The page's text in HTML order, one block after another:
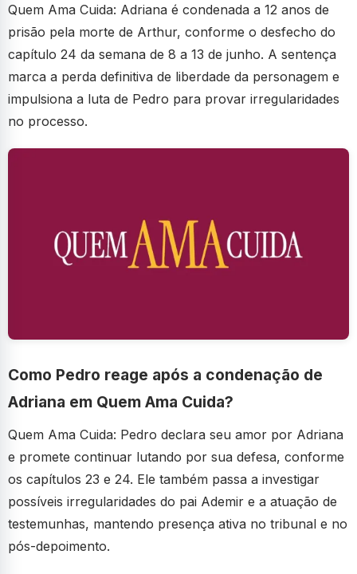
Quem Ama Cuida: Adriana é condenada a 12 anos de
prisão pela morte de Arthur, conforme o desfecho do
capítulo 24 da semana de 8 a 13 de junho. A sentença
marca a perda definitiva de liberdade da personagem e
impulsiona a luta de Pedro para provar irregularidades
no processo.
Como Pedro reage após a condenação de
Adriana em Quem Ama Cuida?
Quem Ama Cuida: Pedro declara seu amor por Adriana
e promete continuar lutando por sua defesa, conforme
os capítulos 23 e 24. Ele também passa a investigar
possíveis irregularidades do pai Ademir e a atuação de
testemunhas, mantendo presença ativa no tribunal e no
pós-depoimento.